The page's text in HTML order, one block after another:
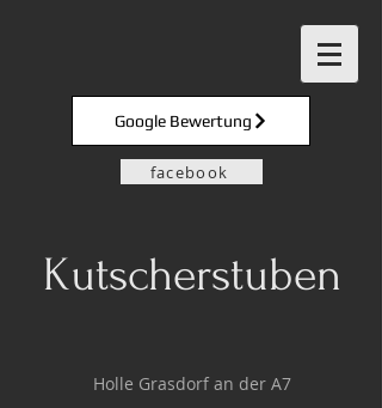
Google Bewertung
facebook
Kutscherstuben
Holle Grasdorf an der A7